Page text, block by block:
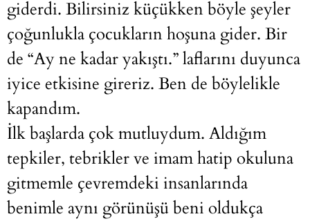
giderdi. Bilirsiniz küçükken böyle şeyler
çoğunlukla çocukların hoşuna gider. Bir
de “Ay ne kadar yakıştı.” laflarını duyunca
iyice etkisine gireriz. Ben de böylelikle
kapandım.
İlk başlarda çok mutluydum. Aldığım
tepkiler, tebrikler ve imam hatip okuluna
gitmemle çevremdeki insanlarında
benimle aynı görünüşü beni oldukça